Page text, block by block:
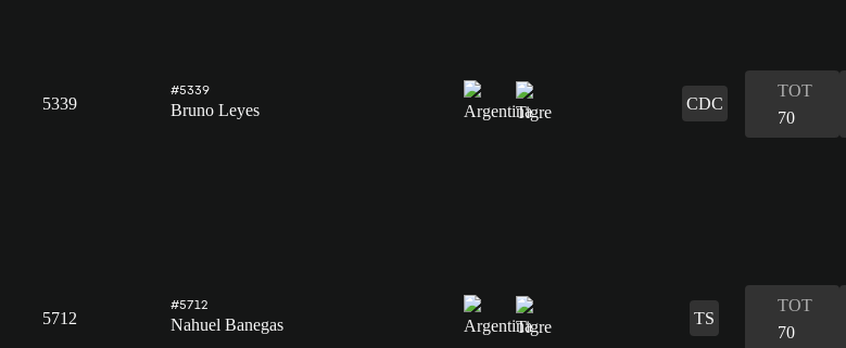
5339
#5339
Bruno Leyes CDC
TOT
70
5712
#5712
Nahuel Banegas TS
TOT
70